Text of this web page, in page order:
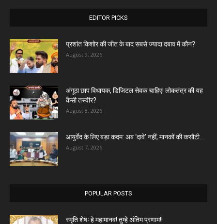
EDITOR PICKS
प्रशांत किशोर की जीत के बाद सबसे ज्यादा दबाव में कौन?
August 9, 2026
अंगूठा छाप विधायक, डिजिटल सेवक चाहिए! लोकतंत्र की यह
कैसी तस्वीर?
August 8, 2026
आयुर्वेद के लिए बड़ा कदम: अब ‘दावे’ नहीं, मानकों की कसौटी...
August 7, 2026
POPULAR POSTS
स्मृति शेषः हे महामानव! तुम्हे अंतिम प्रणाम!!